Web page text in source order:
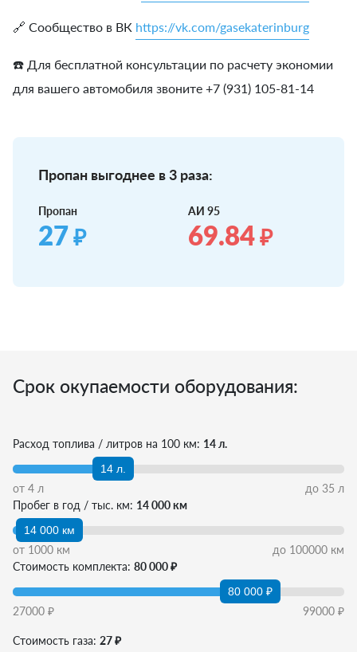
🔗 Сообщество в ВК https://vk.com/gasekaterinburg
☎️ Для бесплатной консультации по расчету экономии
для вашего автомобиля звоните +7 (931) 105-81-14
Пропан выгоднее в 3 раза:
Пропан
27₽
АИ 95
69.84₽
Срок окупаемости оборудования:
Расход топлива / литров на 100 км: 14 л.
14 л.
от 4 л до 35 л
Пробег в год / тыс. км: 14 000 км
14 000 км
от 1000 км до 100000 км
Стоимость комплекта: 80 000 ₽
80 000 ₽
27000 ₽ 99000 ₽
Стоимость газа: 27 ₽